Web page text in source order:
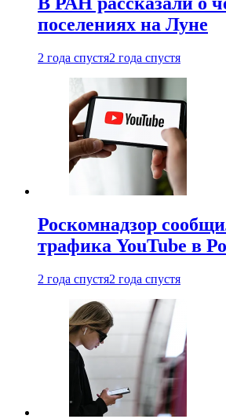
поселениях на Луне
2 года спустя2 года спустя
Роскомнадзор
трафика YouTube в
2 года спустя2 года спустя